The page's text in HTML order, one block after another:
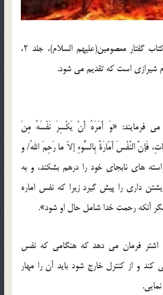
متن حاضر، بخش هایی از کتاب گفتار معصومین(علیهم السلام)، جلد ۲،
شیرازی است که تقدیم می شود.
فرمایند: «وَ أَمَرَهُ أَنْ یَكْسِرَ نَفْسَهُ مِنَ
فَإنَّ النَّفْسَ أَمّارَةٌ بِالسُّوءِ إلاّ ما رَحِمَ اللهُ/ و
هاى نابجاى خود را درهم بشكند، و به
دارى را پیش گیرد زیرا كه نفس اماره
آنكه رحمت خدا شامل حال او شود».
اشتر فرمان مى دهد كه هنگامى كه نفس
و از كنترل خارج شود باید آن را مهار